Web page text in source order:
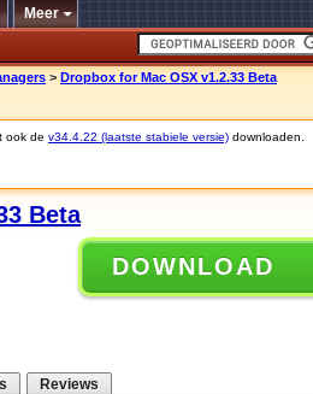
Meer
> Dropbox for Mac OSX v1.2.33 Beta
ook de v34.4.22 (laatste stabiele versie) downloaden.
Beta
DOWNLOAD
Reviews